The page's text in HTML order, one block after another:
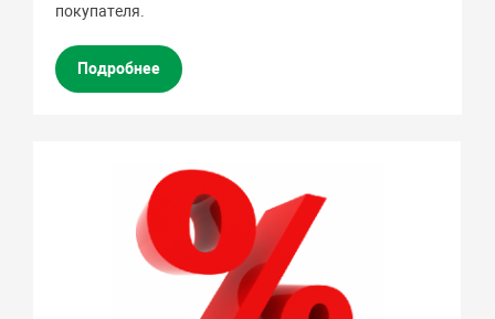
покупателя.
Подробнее